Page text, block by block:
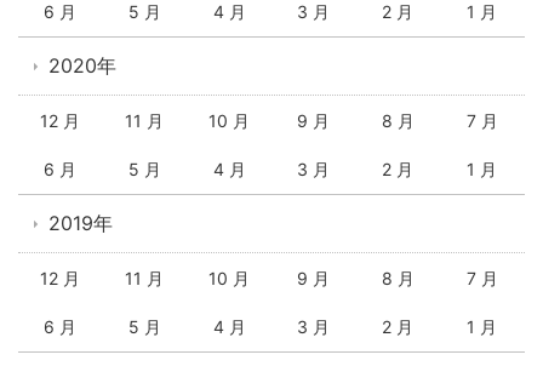
6 月 5 月 4 月 3 月 2 月 1 月
2020年
12 月 11 月 10 月 9 月 8 月 7 月
6 月 5 月 4 月 3 月 2 月 1 月
2019年
12 月 11 月 10 月 9 月 8 月 7 月
6 月 5 月 4 月 3 月 2 月 1 月